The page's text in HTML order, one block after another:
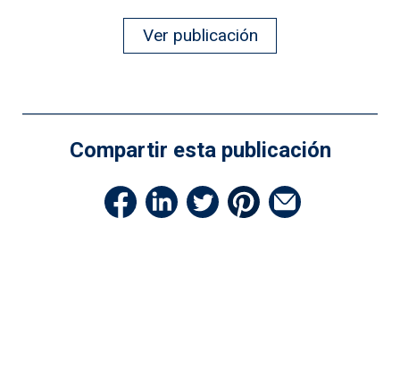
Ver publicación
Compartir esta publicación